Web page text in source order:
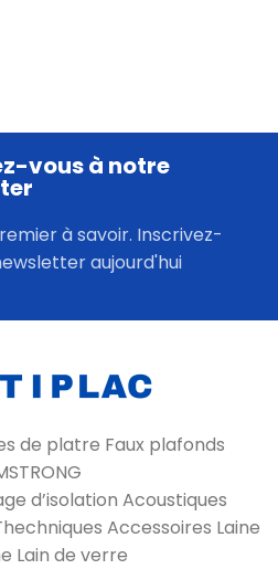
vous à notre
à savoir. Inscrivez-
aujourd'hui
de platre Faux plafonds
d’isolation Acoustiques
Accessoires Laine
Lain de verre